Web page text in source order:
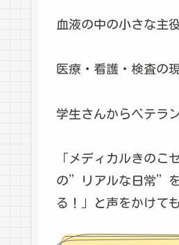
血液の中の小さな主
医療・看護・検査の
学生さんからベテラ
「メディカルきのこ
の”リアルな日常”を
る！」と声をかけて